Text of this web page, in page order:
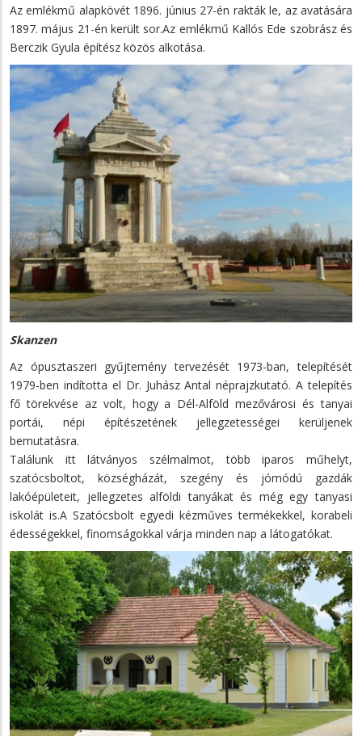
Az emlékmű alapkövét 1896. június 27-én rakták le, az avatására
1897. május 21-én került sor.Az emlékmű Kallós Ede szobrász és
Berczik Gyula építész közös alkotása.
Skanzen
Az ópusztaszeri gyűjtemény tervezését 1973-ban, telepítését
1979-ben indította el Dr. Juhász Antal néprajzkutató. A telepítés
fő törekvése az volt, hogy a Dél-Alföld mezővárosi és tanyai
portái, népi építészetének jellegzetességei kerüljenek
bemutatásra.
Találunk itt látványos szélmalmot, több iparos műhelyt,
szatócsboltot, községházát, szegény és jómódú gazdák
lakóépületeit, jellegzetes alföldi tanyákat és még egy tanyasi
iskolát is.A Szatócsbolt egyedi kézműves termékekkel, korabeli
édességekkel, finomságokkal várja minden nap a látogatókat.